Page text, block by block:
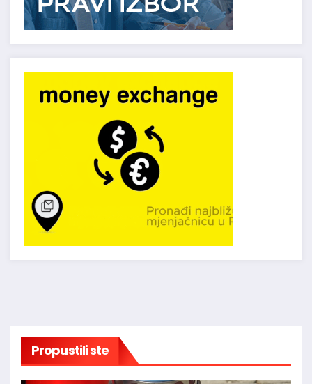
Propustili ste